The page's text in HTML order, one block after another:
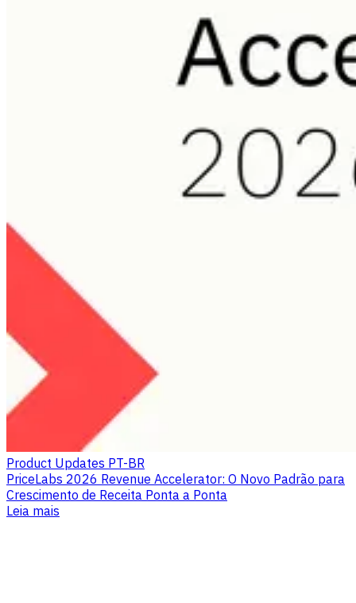
Product Updates PT-BR
PriceLabs 2026 Revenue Accelerator: O Novo Padrão para
Crescimento de Receita Ponta a Ponta
Leia mais